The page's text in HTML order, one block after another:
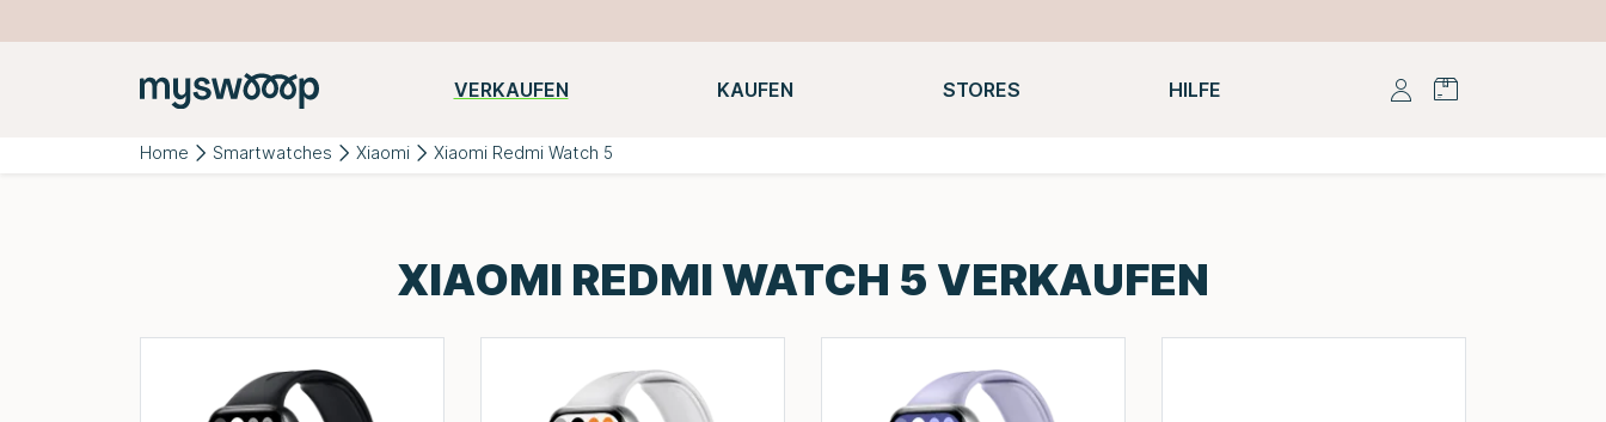
VERKAUFEN KAUFEN STORES HILFE
Beliebte
Kategorien:
iPhone Huawei Notebooks Macbooks Konsolen
Home Smartwatches Xiaomi Xiaomi Redmi Watch 5
XIAOMI REDMI WATCH 5 VERKAUFEN